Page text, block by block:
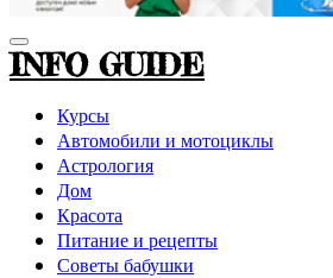
INFO GUIDE
Курсы
Автомобили и мотоциклы
Астрология
Дом
Красота
Питание и рецепты
Советы бабушки